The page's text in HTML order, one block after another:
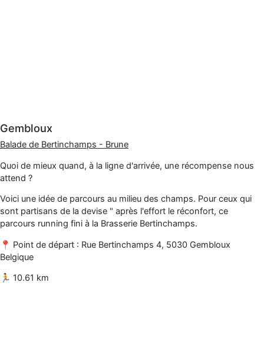
Gembloux
Balade de Bertinchamps - Brune
Quoi de mieux quand, à la ligne d'arrivée, une récompense nous
attend ?
Voici une idée de parcours au milieu des champs. Pour ceux qui
sont partisans de la devise " après l'effort le réconfort, ce
parcours running fini à la Brasserie Bertinchamps.
📍 Point de départ : Rue Bertinchamps 4, 5030 Gembloux
Belgique
🏃 10.61 km